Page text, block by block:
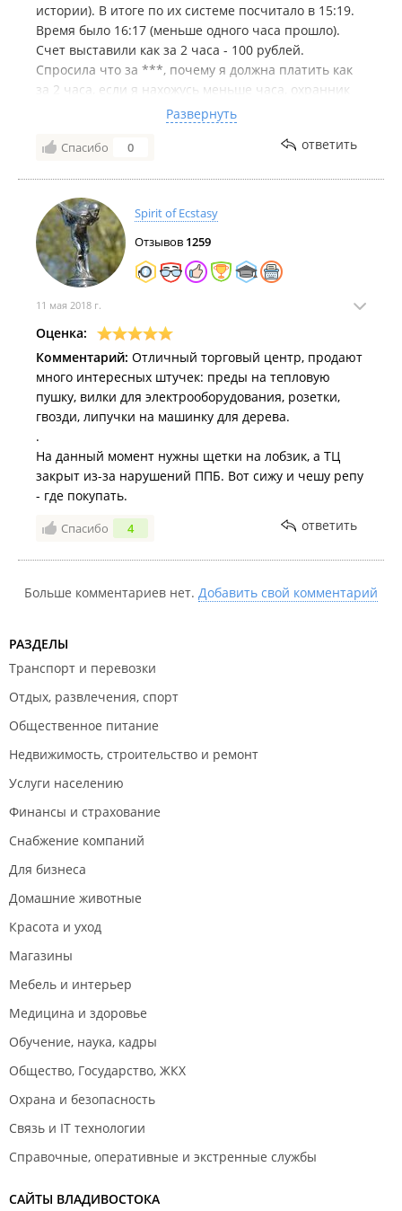
Торговая компания "Подшипник-Сервис";
Торговая компнаия " Электрострой комплект
Торговая компания "Креатив ";
Торгово-сервисная компания "
Торгово-сервисная компания "
Сервисная компания " Перетяжка Вл
Торгово-производственная компания "
Торгово-производственная компания "
Раббер трейд
Производственная компания "
Производственная компания "Облако 7";
Снабженческая компания " ИП Куц Н. П.
Судоходная компания "Круиз";
Транспортная компания "Чемпион-логистик";
Проектная компания "
Многопрофильная компания "
Интернет-магазин "Многопрофильные
Творческая мастерская "
Офис продаж базы отдыха "
Точки общественного питания:
Кофейня "Melange cafe
Кафе "Appetitno".
Банкоматы:
Банкомат "
истории). В итоге по их системе посчитало в 15:19.
Время было 16:17 (меньше одного часа прошло).
Счет выставили как за 2 часа - 100 рублей.
Спросила что за ***, почему я должна платить как
за 2 часа, если я нахожусь меньше часа, охранник
(или кто он там) сказал - а я что могу сделать,
система так посчитала.
Подтвердил, что я меньше часа, но оплатить должна
конкретно нагревает по времени начала парковки
и момента отъезда.
Мошенники!!!!!
Развернуть
Спасибо 0 ответить
Spirit of Ecstasy
Отзывов 1259
11 мая 2018 г.
Оценка:
Комментарий: Отличный торговый центр, продают
много интересных штучек: преды на тепловую
пушку, вилки для электрооборудования, розетки,
гвозди, липучки на машинку для дерева.
.
На данный момент нужны щетки на лобзик, а ТЦ
закрыт из-за нарушений ППБ. Вот сижу и чешу репу
- где покупать.
Спасибо 4 ответить
Больше комментариев нет. Добавить свой комментарий
РАЗДЕЛЫ
Транспорт и перевозки
Отдых, развлечения, спорт
Общественное питание
Недвижимость, строительство и ремонт
Услуги населению
Финансы и страхование
Снабжение компаний
Для бизнеса
Домашние животные
Красота и уход
Магазины
Мебель и интерьер
Медицина и здоровье
Обучение, наука, кадры
Общество, Государство, ЖКХ
Охрана и безопасность
Связь и IT технологии
Справочные, оперативные и экстренные службы
САЙТЫ ВЛАДИВОСТОКА